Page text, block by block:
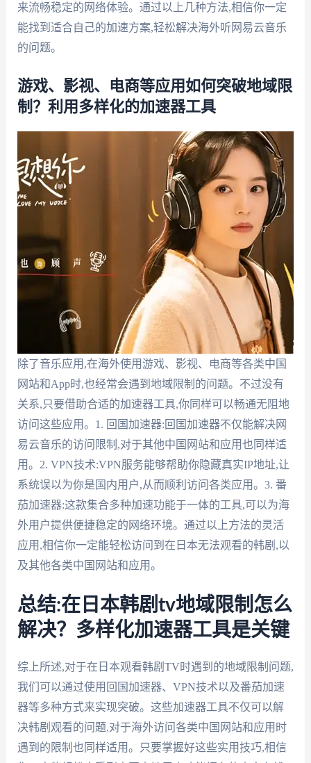
来流畅稳定的网络体验。通过以上几种方法,相信你一定
能找到适合自己的加速方案,轻松解决海外听网易云音乐
的问题。
游戏、影视、电商等应用如何突破地域限
制？利用多样化的加速器工具
除了音乐应用,在海外使用游戏、影视、电商等各类中国
网站和App时,也经常会遇到地域限制的问题。不过没有
关系,只要借助合适的加速器工具,你同样可以畅通无阻地
访问这些应用。1. 回国加速器:回国加速器不仅能解决网
易云音乐的访问限制,对于其他中国网站和应用也同样适
用。2. VPN技术:VPN服务能够帮助你隐藏真实IP地址,让
系统误以为你是国内用户,从而顺利访问各类应用。3. 番
茄加速器:这款集合多种加速功能于一体的工具,可以为海
外用户提供便捷稳定的网络环境。通过以上方法的灵活
应用,相信你一定能轻松访问到在日本无法观看的韩剧,以
及其他各类中国网站和应用。
总结:在日本韩剧tv地域限制怎么
解决？多样化加速器工具是关键
综上所述,对于在日本观看韩剧TV时遇到的地域限制问题,
我们可以通过使用回国加速器、VPN技术以及番茄加速
器等多种方式来实现突破。这些加速器工具不仅可以解
决韩剧观看的问题,对于海外访问各类中国网站和应用时
遇到的限制也同样适用。只要掌握好这些实用技巧,相信